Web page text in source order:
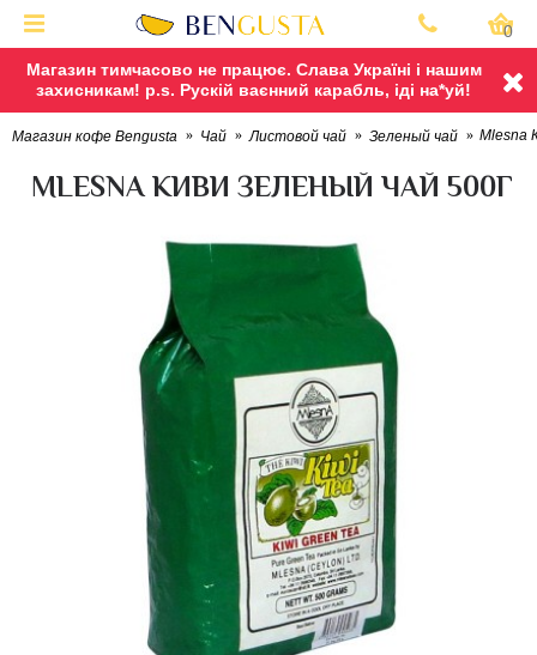
Магазин тимчасово не працює. Слава Україні і нашим
захисникам! p.s. Рускій ваєнний карабль, іді на*уй!
0
Магазин кофе Bengusta Чай Листовой чай Зеленый чай Mlesna
MLESNA КИВИ ЗЕЛЕНЫЙ ЧАЙ 500Г